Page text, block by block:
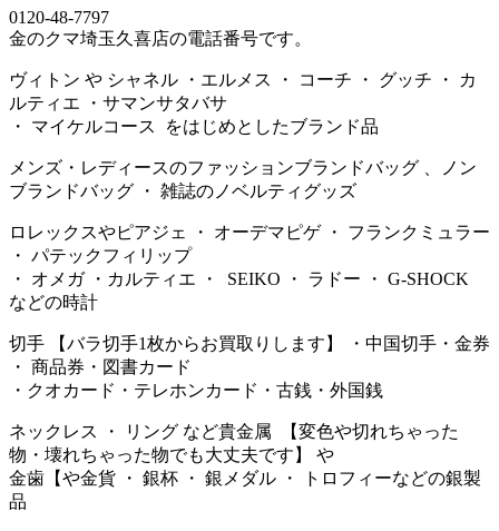
0120-48-7797
金のクマ埼玉久喜店の電話番号です。
ヴィトン や シャネル ・エルメス ・ コーチ ・ グッチ ・ カ
ルティエ ・サマンサタバサ
・ マイケルコース をはじめとしたブランド品
メンズ・レディースのファッションブランドバッグ 、ノン
ブランドバッグ ・ 雑誌のノベルティグッズ
ロレックスやピアジェ ・ オーデマピゲ ・ フランクミュラー
・ パテックフィリップ
・ オメガ ・カルティエ ・ SEIKO ・ ラドー ・ G-SHOCK
などの時計
切手 【バラ切手1枚からお買取りします】 ・中国切手・金券
・ 商品券・図書カード
・クオカード・テレホンカード・古銭・外国銭
ネックレス ・ リング など貴金属 【変色や切れちゃった
物・壊れちゃった物でも大丈夫です】 や
金歯【や金貨 ・ 銀杯 ・ 銀メダル ・ トロフィーなどの銀製
品